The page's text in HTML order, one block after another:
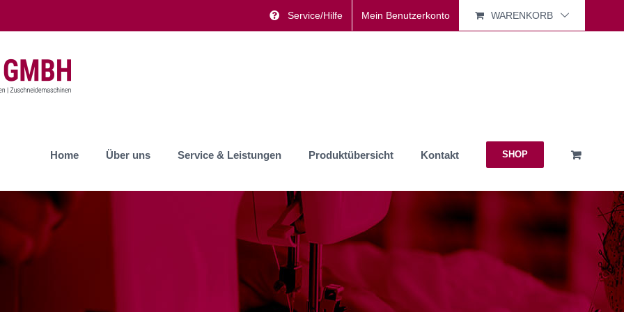
Service/Hilfe Mein Benutzerkonto WARENKORB
Home Über uns Service & Leistungen Produktübersicht Kontakt SHOP